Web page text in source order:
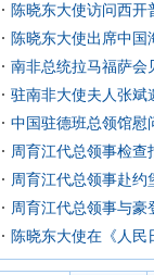
陈晓东大使访问西开
陈晓东大使出席中国
南非总统拉马福萨会
驻南非大使夫人张斌
中国驻德班总领馆慰
周育江代总领事检
周育江代总领事赴约
周育江代总领事与
陈晓东大使在《人